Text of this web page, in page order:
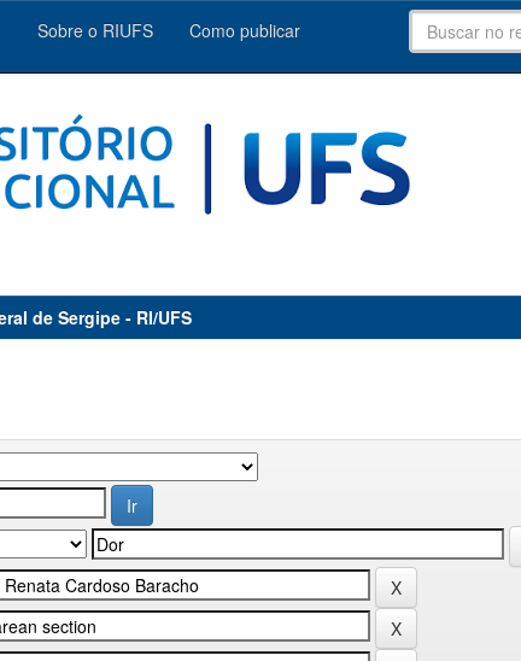
Sobre o RIUFS Como publicar
de Sergipe - RI/UFS